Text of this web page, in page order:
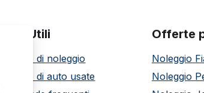
Link Utili
Offerte di noleggio
Offerte di auto usate
Offerte
Noleggio
Noleggio